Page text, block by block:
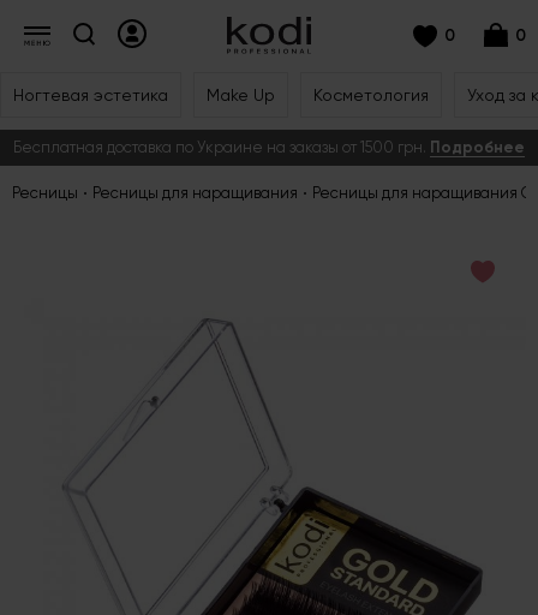
0 0
Ногтевая эстетика Make Up Косметология Уход за
Бесплатная доставка по Украине на заказы от 1500 грн. Подробнее
Ресницы Ресницы для наращивания Ресницы для наращивания